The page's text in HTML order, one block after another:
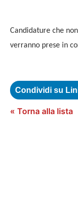
Candidature che
verranno prese in
Condividi su
« Torna alla lista